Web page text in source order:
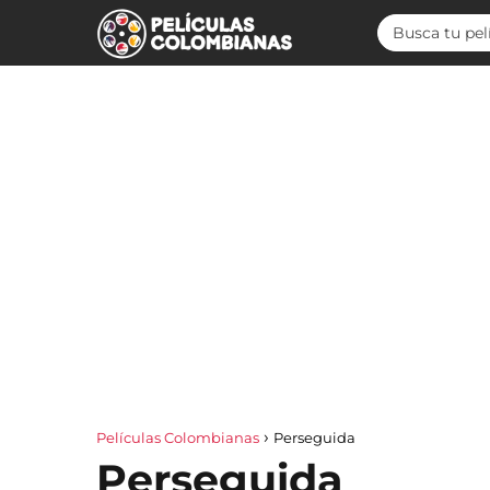
Películas Colombianas Perseguida
Perseguida